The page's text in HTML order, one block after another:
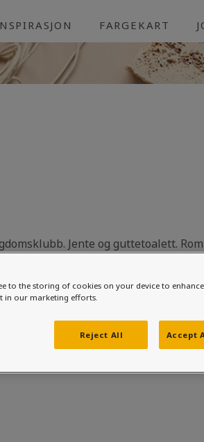
FARGEKART
Jente og guttetoalett.
og oppfriskende farger.
kan gjerne vere i ulike farger.
to the storing of cookies on your device to
in our marketing efforts.
Reject All Accept